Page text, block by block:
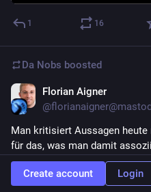
1 16
Da Nobs boosted
Florian Aigner
Man kritisiert Aussagen heute
für das, was man damit
annimmt, dass der Gegner es
fordert.
Create account Login